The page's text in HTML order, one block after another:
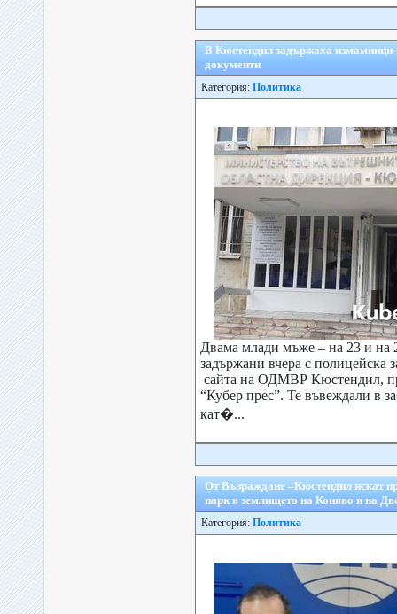
В Кюстендил задържаха
документи
Категория: Политика
Двама млади мъже – на 23 и на
задържани вчера с полицейска
сайта на ОДМВР Кюстендил,
“Кубер прес”. Те въвеждали в
кат�...
От Възраждане –Кюстендил искат
парк в землището на Коняво и на
Категория: Политика